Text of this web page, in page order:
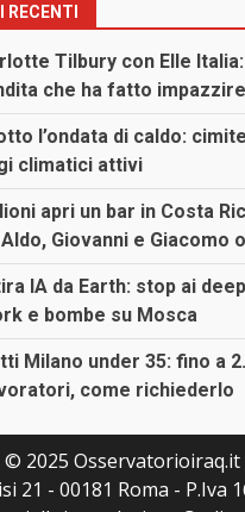
RECENTI
Tilbury con Elle
che ha fatto
l’ondata di caldo:
climatici attivi
apri un bar in Costa
Giovanni e Giacomo
IA da Earth: stop ai
e bombe su Mosca
Milano under 35: fino a
come richiederlo
2025 Osservatorioiraq.it
21 - 00181 Roma - P.Iva